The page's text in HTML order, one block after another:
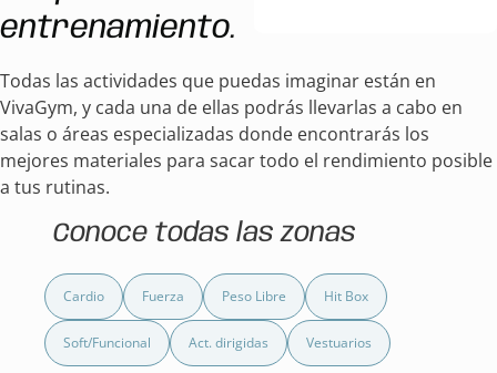
entrenamiento.
Todas las actividades que puedas imaginar están en
VivaGym, y cada una de ellas podrás llevarlas a cabo en
salas o áreas especializadas donde encontrarás los
mejores materiales para sacar todo el rendimiento posible
a tus rutinas.
Conoce todas las zonas
Cardio Fuerza Peso Libre Hit Box
Soft/Funcional Act. dirigidas Vestuarios